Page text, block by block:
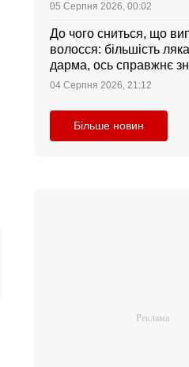
05 Серпня 2026, 00:02
До чого сниться, що
волосся: більшість
дарма, ось справжнє
04 Серпня 2026, 21:12
Більше новин